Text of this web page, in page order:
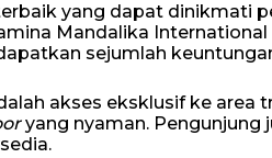
yang dapat dinikmati
Mandalika
sejumlah
akses eksklusif ke area
yang nyaman.